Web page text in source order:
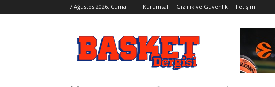
7 Ağustos 2026, Cuma Kurumsal Gizlilik ve Güvenlik İletişim